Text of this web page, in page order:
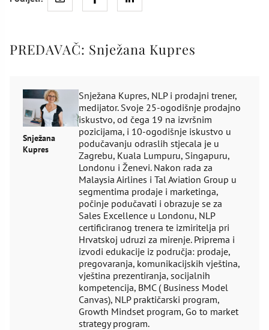
PREDAVAČ: Snježana Kupres
Snježana
Kupres
Snježana Kupres, NLP i prodajni trener,
medijator. Svoje 25-ogodišnje prodajno
iskustvo, od čega 19 na izvršnim
pozicijama, i 10-ogodišnje iskustvo u
podučavanju odraslih stjecala je u
Zagrebu, Kuala Lumpuru, Singapuru,
Londonu i Ženevi. Nakon rada za
Malaysia Airlines i Tal Aviation Group u
segmentima prodaje i marketinga,
počinje podučavati i obrazuje se za
Sales Excellence u Londonu, NLP
certificiranog trenera te izmiritelja pri
Hrvatskoj udruzi za mirenje. Priprema i
izvodi edukacije iz područja: prodaje,
pregovaranja, komunikacijskih vještina,
vještina prezentiranja, socijalnih
kompetencija, BMC ( Business Model
Canvas), NLP praktičarski program,
Growth Mindset program, Go to market
strategy program.